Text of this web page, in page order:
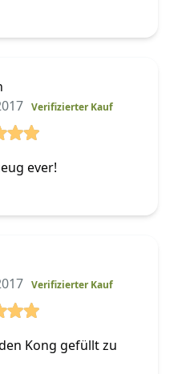
Verifizierter Kauf
ever!
Verifizierter Kauf
Kong gefüllt zu